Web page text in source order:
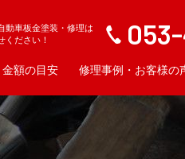
動車板金塗装・修理は
ください！
金額の目安 修理事例・お客様の